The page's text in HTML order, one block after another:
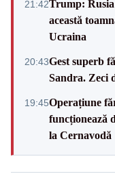
21:42Trump:
această
Ucraina
20:43Gest superb
Sandra. Zeci
19:45Operațiune
funcționează
la Cernavodă